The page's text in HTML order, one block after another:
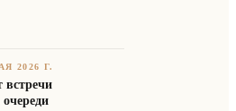
2026 Г.